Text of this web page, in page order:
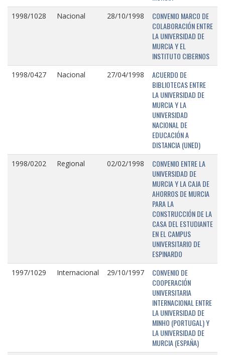
1998/1028 Nacional 28/10/1998
CONVENIO MARCO DE
COLABORACIÓN ENTRE
LA UNIVERSIDAD DE
MURCIA Y EL
INSTITUTO CIBERNOS
1998/0427 Nacional 27/04/1998
ACUERDO DE
BIBLIOTECAS ENTRE
LA UNIVERSIDAD DE
MURCIA Y LA
UNIVERSIDAD
NACIONAL DE
EDUCACIÓN A
DISTANCIA (UNED)
1998/0202 Regional 02/02/1998
CONVENIO ENTRE LA
UNIVERSIDAD DE
MURCIA Y LA CAJA DE
AHORROS DE MURCIA
PARA LA
CONSTRUCCIÓN DE LA
CASA DEL ESTUDIANTE
EN EL CAMPUS
UNIVERSITARIO DE
ESPINARDO
1997/1029 Internacional 29/10/1997
CONVENIO DE
COOPERACIÓN
UNIVERSITARIA
INTERNACIONAL ENTRE
LA UNIVERSIDAD DE
MINHO (PORTUGAL) Y
LA UNIVERSIDAD DE
MURCIA (ESPAÑA)